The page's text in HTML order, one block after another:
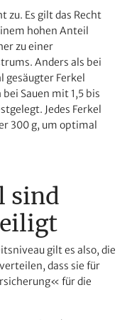
zu. Es gilt das Recht
hohen Anteil
zu einer
Anders als bei
Ferkel
Sauen mit 1,5 bis
Jedes Ferkel
300 g, um optimal
sind
gilt es also, die
dass sie für
für die